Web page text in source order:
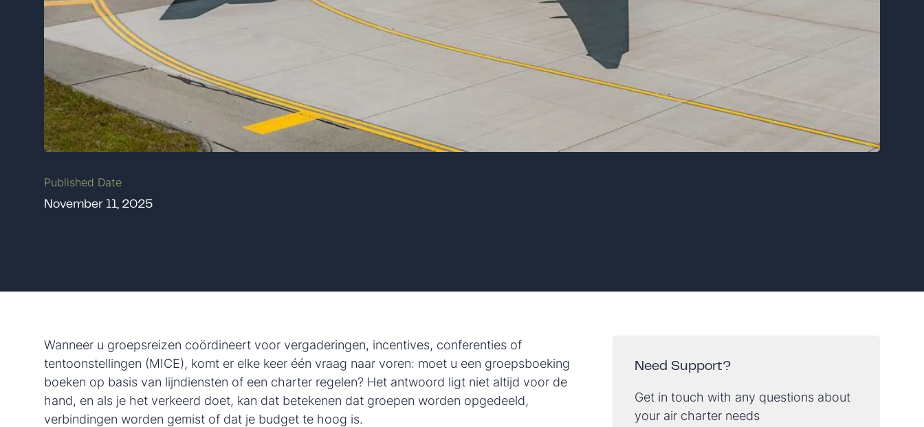
Published Date
November 11, 2025
Wanneer u groepsreizen coördineert voor vergaderingen, incentives, conferenties of
tentoonstellingen (MICE), komt er elke keer één vraag naar voren: moet u een groepsboeking
boeken op basis van lijndiensten of een charter regelen? Het antwoord ligt niet altijd voor de
hand, en als je het verkeerd doet, kan dat betekenen dat groepen worden opgedeeld,
verbindingen worden gemist of dat je budget te hoog is.
Need Support?
Get in touch with any questions about
your air charter needs